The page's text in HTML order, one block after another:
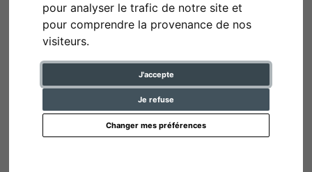
pour analyser le trafic de notre site et
pour comprendre la provenance de nos
visiteurs.
J'accepte
Je refuse
Changer mes préférences